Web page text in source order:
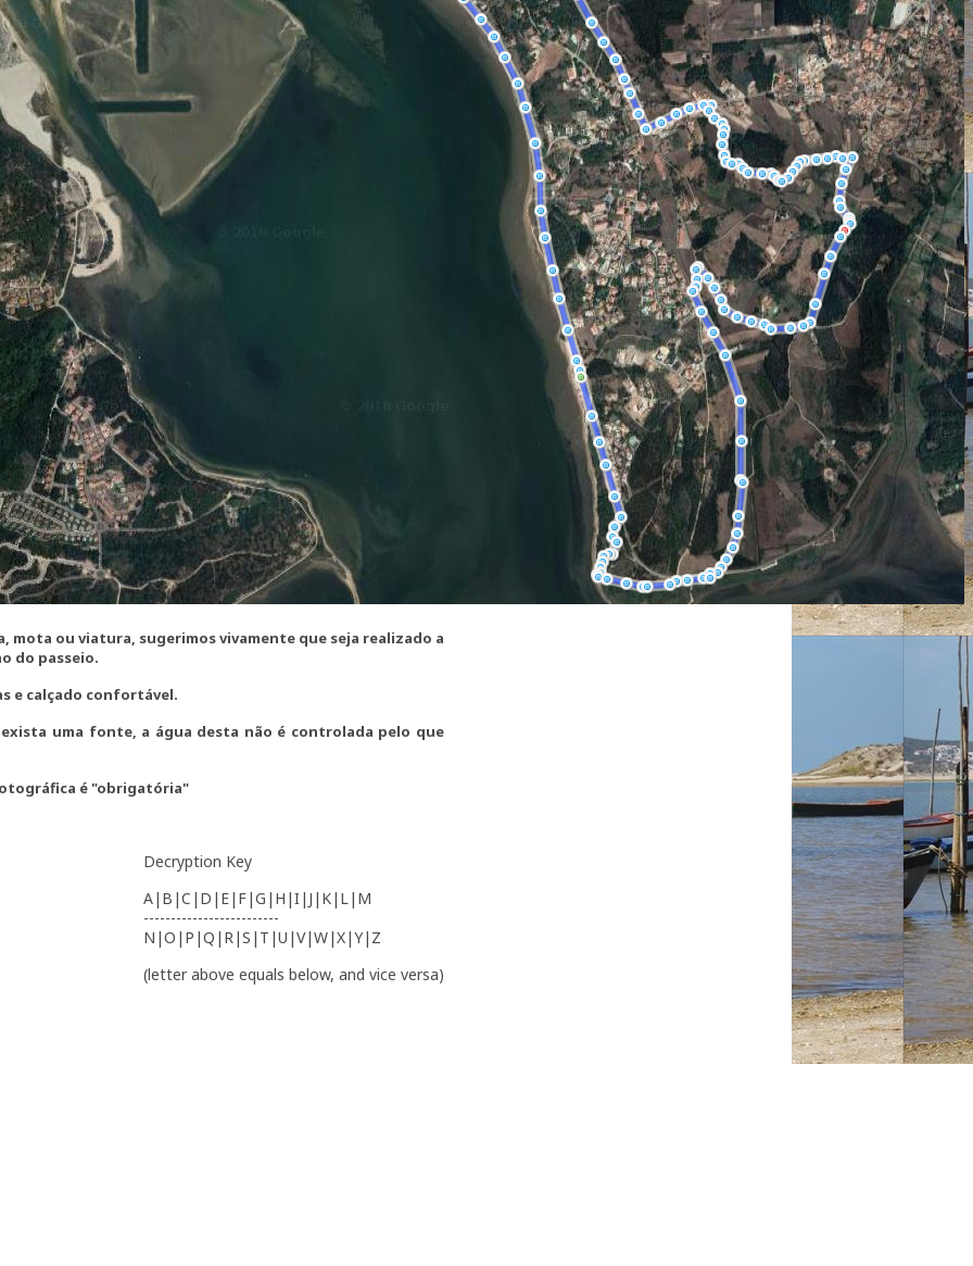
mota ou viatura, sugerimos vivamente que seja realizado a
do passeio.
e calçado confortável.
uma fonte, a água desta não é controlada pelo que
é "obrigatória"
Decryption Key
A|B|C|D|E|F|G|H|I|J|K|L|M
-------------------------
N|O|P|Q|R|S|T|U|V|W|X|Y|Z
(letter above equals below, and vice versa)